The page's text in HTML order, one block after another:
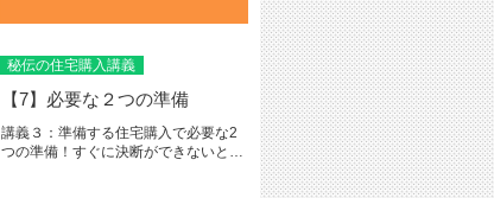
秘伝の住宅購入講義
【7】必要な２つの準備
講義３：準備する住宅購入で必要な2
つの準備！すぐに決断ができないとい